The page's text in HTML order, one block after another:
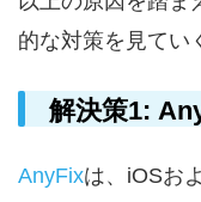
的な対策を見てい
解決策1:
AnyFixは、iOSお